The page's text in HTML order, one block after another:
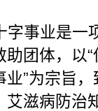
事业是一
助团体，以
业”为宗旨
艾滋病防治